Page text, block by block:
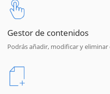
Gestor de contenidos
Podrás añadir, modificar y